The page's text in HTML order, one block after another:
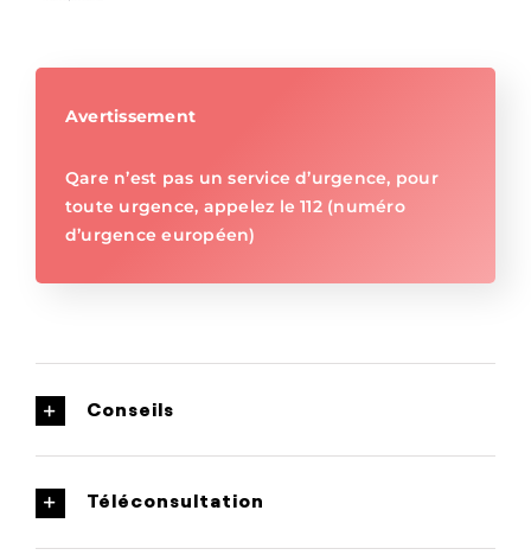
Avertissement
Qare n’est pas un service d’urgence, pour
toute urgence, appelez le 112 (numéro
d’urgence européen)
Conseils
Téléconsultation